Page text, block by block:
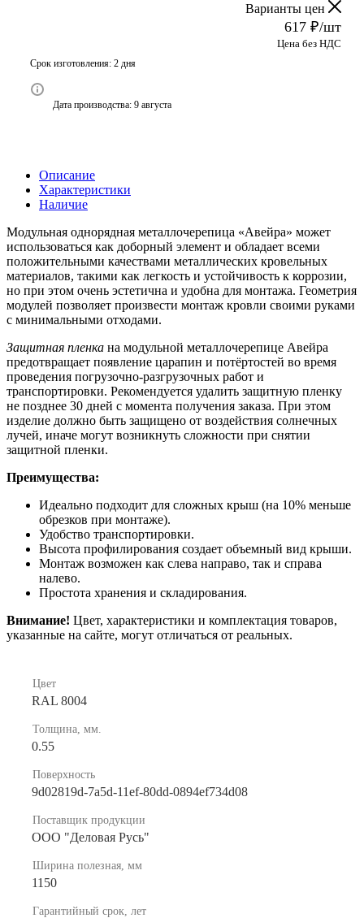
Варианты цен
617 ₽/шт
Цена без НДС
Срок изготовления: 2 дня
Дата производства: 9 августа
Описание
Характеристики
Наличие
Модульная однорядная металлочерепица «Авейра» может
использоваться как доборный элемент и обладает всеми
положительными качествами металлических кровельных
материалов, такими как легкость и устойчивость к коррозии,
но при этом очень эстетична и удобна для монтажа. Геометрия
модулей позволяет произвести монтаж кровли своими руками
с минимальными отходами.
Защитная пленка на модульной металлочерепице Авейра
предотвращает появление царапин и потёртостей во время
проведения погрузочно-разгрузочных работ и
транспортировки. Рекомендуется удалить защитную пленку
не позднее 30 дней с момента получения заказа. При этом
изделие должно быть защищено от воздействия солнечных
лучей, иначе могут возникнуть сложности при снятии
защитной пленки.
Преимущества:
Идеально подходит для сложных крыш (на 10% меньше
обрезков при монтаже).
Удобство транспортировки.
Высота профилирования создает объемный вид крыши.
Монтаж возможен как слева направо, так и справа
налево.
Простота хранения и складирования.
Внимание! Цвет, характеристики и комплектация товаров,
указанные на сайте, могут отличаться от реальных.
Цвет
RAL 8004
Толщина, мм.
0.55
Поверхность
9d02819d-7a5d-11ef-80dd-0894ef734d08
Поставщик продукции
ООО "Деловая Русь"
Ширина полезная, мм
1150
Гарантийный срок, лет